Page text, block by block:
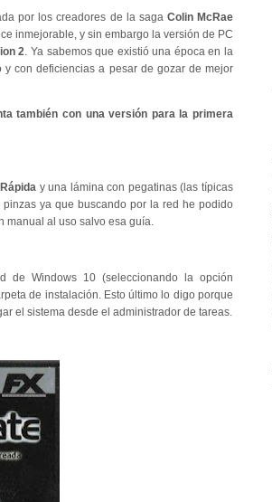
por los creadores de la saga Colin McRae
inmejorable, y sin embargo la versión de PC
2 . Ya sabemos que existió una época en la
con deficiencias a pesar de gozar de mejor
también con una versión para la primera
y una lámina con pegatinas (las típicas
ya que buscando por la red he podido
manual al uso salvo esa guía.
de Windows 10 (seleccionando la opción
de instalación. Esto último lo digo porque
el sistema desde el administrador de tareas.